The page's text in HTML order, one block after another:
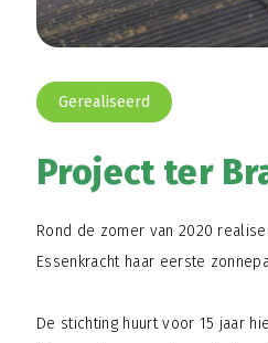
Gerealiseerd
Project ter
Rond de zomer van 2020
Essenkracht haar eerste
De stichting huurt voor 15 jaar